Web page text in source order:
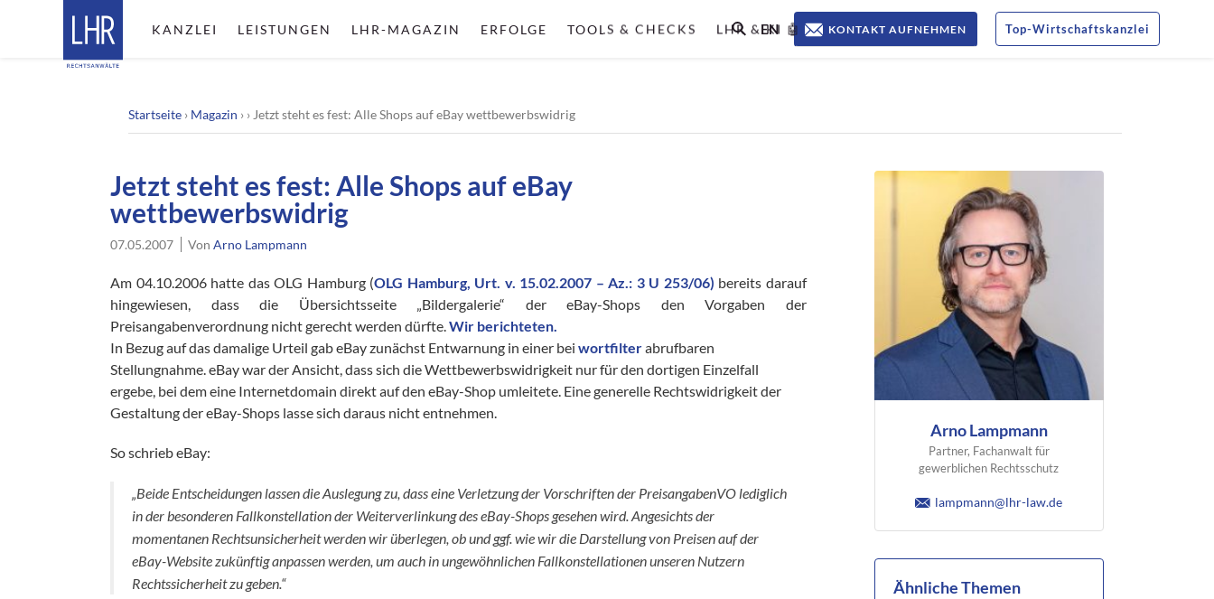
Top-Wirtschaftskanzlei
KONTAKT AUFNEHMEN
KANZLEI LEISTUNGEN LHR-MAGAZIN ERFOLGE TOOLS & CHECKS LHR & KI 🤖
EN
Startseite › Magazin › › Jetzt steht es fest: Alle Shops auf eBay wettbewerbswidrig
Jetzt steht es fest: Alle Shops auf eBay
wettbewerbswidrig
07.05.2007 VonArno Lampmann
Am 04.10.2006 hatte das OLG Hamburg (OLG Hamburg, Urt. v. 15.02.2007 – Az.: 3 U 253/06) bereits darauf
hingewiesen, dass die Übersichtsseite „Bildergalerie“ der eBay-Shops den Vorgaben der
Preisangabenverordnung nicht gerecht werden dürfte.Wir berichteten.
In Bezug auf das damalige Urteil gab eBay zunächst Entwarnung in einer beiwortfilterabrufbaren
Stellungnahme. eBay war der Ansicht, dass sich die Wettbewerbswidrigkeit nur für den dortigen Einzelfall
ergebe, bei dem eine Internetdomain direkt auf den eBay-Shop umleitete. Eine generelle Rechtswidrigkeit der
Gestaltung der eBay-Shops lasse sich daraus nicht entnehmen.
So schrieb eBay:
„Beide Entscheidungen lassen die Auslegung zu, dass eine Verletzung der Vorschriften der PreisangabenVO lediglich
in der besonderen Fallkonstellation der Weiterverlinkung des eBay-Shops gesehen wird. Angesichts der
momentanen Rechtsunsicherheit werden wir überlegen, ob und ggf. wie wir die Darstellung von Preisen auf der
eBay-Website zukünftig anpassen werden, um auch in ungewöhnlichen Fallkonstellationen unseren Nutzern
Rechtssicherheit zu geben.“
Arno Lampmann
Partner, Fachanwalt für
gewerblichen Rechtsschutz
lampmann@lhr-law.de
Ähnliche Themen